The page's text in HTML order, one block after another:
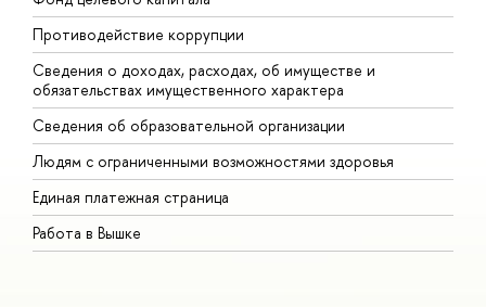
Противодействие коррупции
Сведения о доходах, расходах, об имуществе и
обязательствах имущественного характера
Сведения об образовательной организации
Людям с ограниченными возможностями здоровья
Единая платежная страница
Работа в Вышке